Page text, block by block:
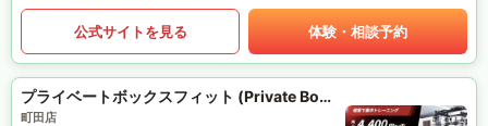
公式サイトを見る 体験・相談予約
プライベートボックスフィット (Private Box Fit)
町田店